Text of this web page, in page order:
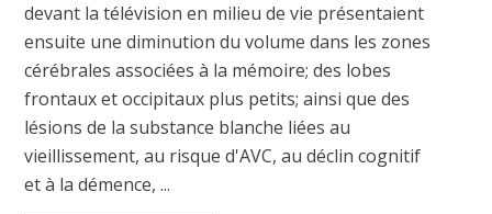
devant la télévision en milieu de vie présentaient
ensuite une diminution du volume dans les zones
cérébrales associées à la mémoire; des lobes
frontaux et occipitaux plus petits; ainsi que des
lésions de la substance blanche liées au
vieillissement, au risque d'AVC, au déclin cognitif
et à la démence, ...